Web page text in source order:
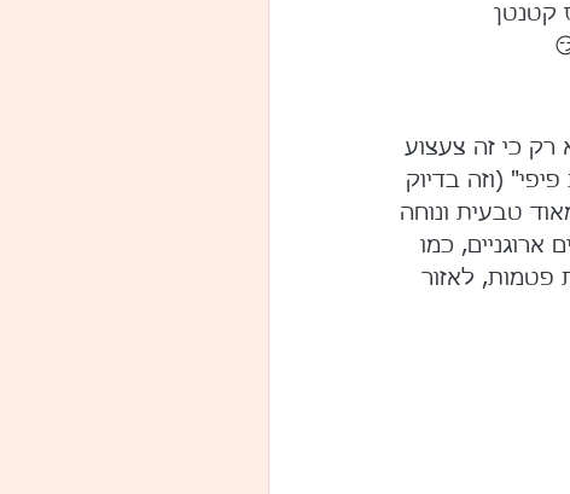
קטנטן
רק כי זה צעצוע
(וזה בדיוק
טבעית ונוחה
ארוגניים, כמו
פטמות, לאזור